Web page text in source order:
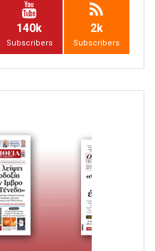
140k
Subscribers
2k
Subscribers